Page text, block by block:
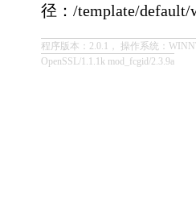
径：/template/default/
程序版本：2.0.1， 操作系统：
OpenSSL/1.1.1k mod_fcgid/2.3.9a